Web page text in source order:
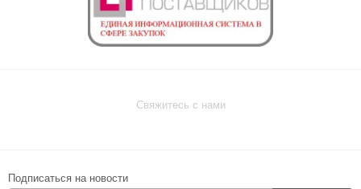
Свяжитесь с нами
Подписаться на новости